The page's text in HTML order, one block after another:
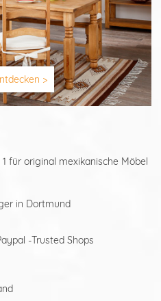
>
für original mexikanische Möbel
in Dortmund
-Trusted Shops